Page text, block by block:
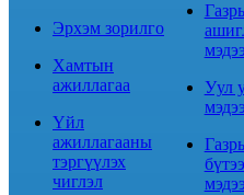
Эрхэм зорилго
Хамтын
ажиллагаа
Үйл
ажиллагааны
тэргүүлэх
чиглэл
Уул